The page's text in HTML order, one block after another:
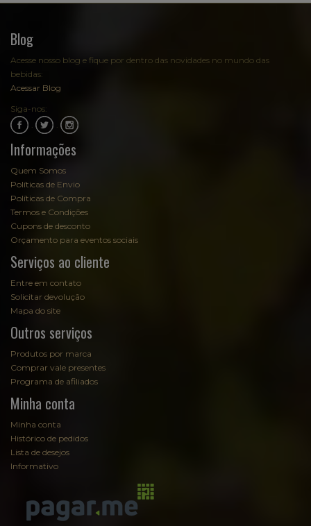
Blog
Acesse nosso blog e fique por dentro das novidades no mundo das
bebidas:
Acessar Blog
Siga-nos:
Informações
Quem Somos
Políticas de Envio
Políticas de Compra
Termos e Condições
Cupons de desconto
Orçamento para eventos sociais
Serviços ao cliente
Entre em contato
Solicitar devolução
Mapa do site
Outros serviços
Produtos por marca
Comprar vale presentes
Programa de afiliados
Minha conta
Minha conta
Histórico de pedidos
Lista de desejos
Informativo